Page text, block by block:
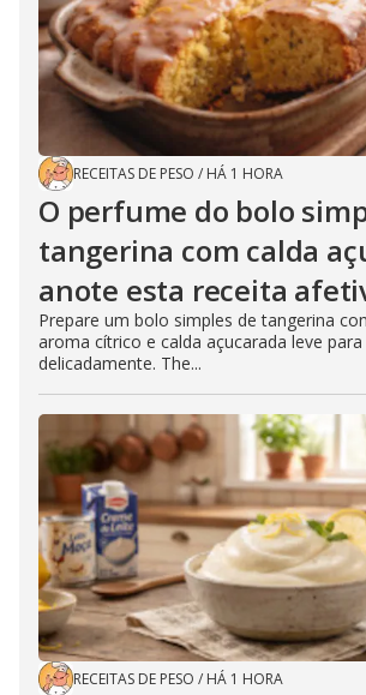
RECEITAS DE PESO / HÁ 1 HORA
O perfume do bolo
tangerina com calda
anote esta receita
Prepare um bolo simples de tangerina
aroma cítrico e calda açucarada leve
delicadamente. The...
RECEITAS DE PESO / HÁ 1 HORA